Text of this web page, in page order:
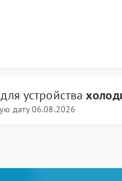
для устройства
дату 06.08.2026